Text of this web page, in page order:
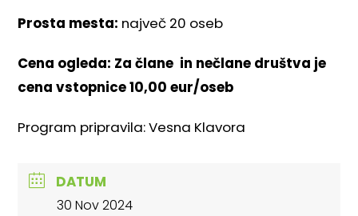
Prosta mesta: največ 20 oseb
Cena ogleda: Za člane in nečlane društva je
cena vstopnice 10,00 eur/oseb
Program pripravila: Vesna Klavora
DATUM
30 Nov 2024